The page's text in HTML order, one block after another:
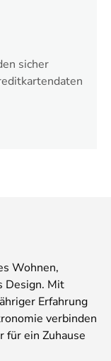
sicher
Wohnen,
Design. Mit
Erfahrung
verbinden
ein Zuhause